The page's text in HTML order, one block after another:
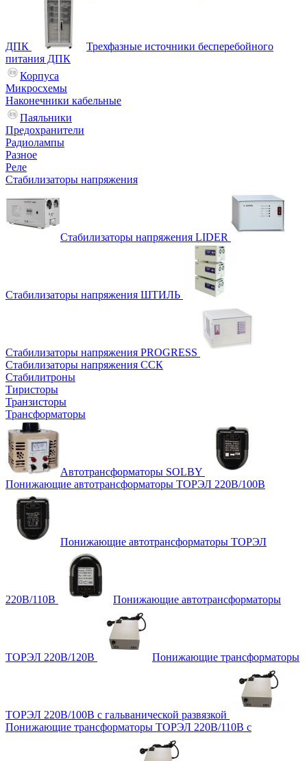
ДПК
Трехфазные источники бесперебойного
питания ДПК
Корпуса
Микросхемы
Наконечники кабельные
Паяльники
Предохранители
Радиолампы
Разное
Реле
Стабилизаторы напряжения
Стабилизаторы напряжения LIDER
Стабилизаторы напряжения ШТИЛЬ
Стабилизаторы напряжения PROGRESS
Стабилизаторы напряжения ССК
Стабилитроны
Тиристоры
Транзисторы
Трансформаторы
Автотрансформаторы SOLBY
Понижающие автотрансформаторы ТОРЭЛ 220В/100В
Понижающие автотрансформаторы ТОРЭЛ
220В/110В Понижающие автотрансформаторы
ТОРЭЛ 220В/120В Понижающие трансформаторы
ТОРЭЛ 220В/100В с гальванической развязкой
Понижающие трансформаторы ТОРЭЛ 220В/110В с